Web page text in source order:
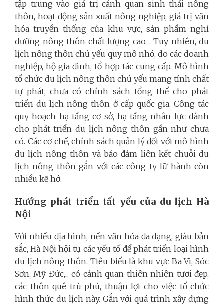
tập trung vào giá trị cảnh quan sinh thái nông
thôn, hoạt động sản xuất nông nghiệp, giá trị văn
hóa truyền thống của khu vực, sản phẩm nghỉ
dưỡng nông thôn chất lượng cao… Tuy nhiên, du
lịch nông thôn chủ yếu quy mô nhỏ, do các doanh
nghiệp, hộ gia đình, tổ hợp tác cung cấp. Mô hình
tổ chức du lịch nông thôn chủ yếu mang tính chất
tự phát, chưa có chính sách tổng thể cho phát
triển du lịch nông thôn ở cấp quốc gia. Công tác
quy hoạch hạ tầng cơ sở, hạ tầng nhân lực dành
cho phát triển du lịch nông thôn gần như chưa
có. Các cơ chế, chính sách quản lý đối với mô hình
du lịch nông thôn và bảo đảm liên kết chuỗi du
lịch nông thôn gắn với các công ty lữ hành còn
nhiều kẽ hở.
Hướng phát triển tất yếu của du lịch Hà
Nội
Với nhiều địa hình, nền văn hóa đa dạng, giàu bản
sắc, Hà Nội hội tụ các yếu tố để phát triển loại hình
du lịch nông thôn. Tiêu biểu là khu vực Ba Vì, Sóc
Sơn, Mỹ Đức,... có cảnh quan thiên nhiên tươi đẹp,
các thôn quê trù phú, thuận lợi cho việc tổ chức
hình thức du lịch này. Gắn với quá trình xây dựng